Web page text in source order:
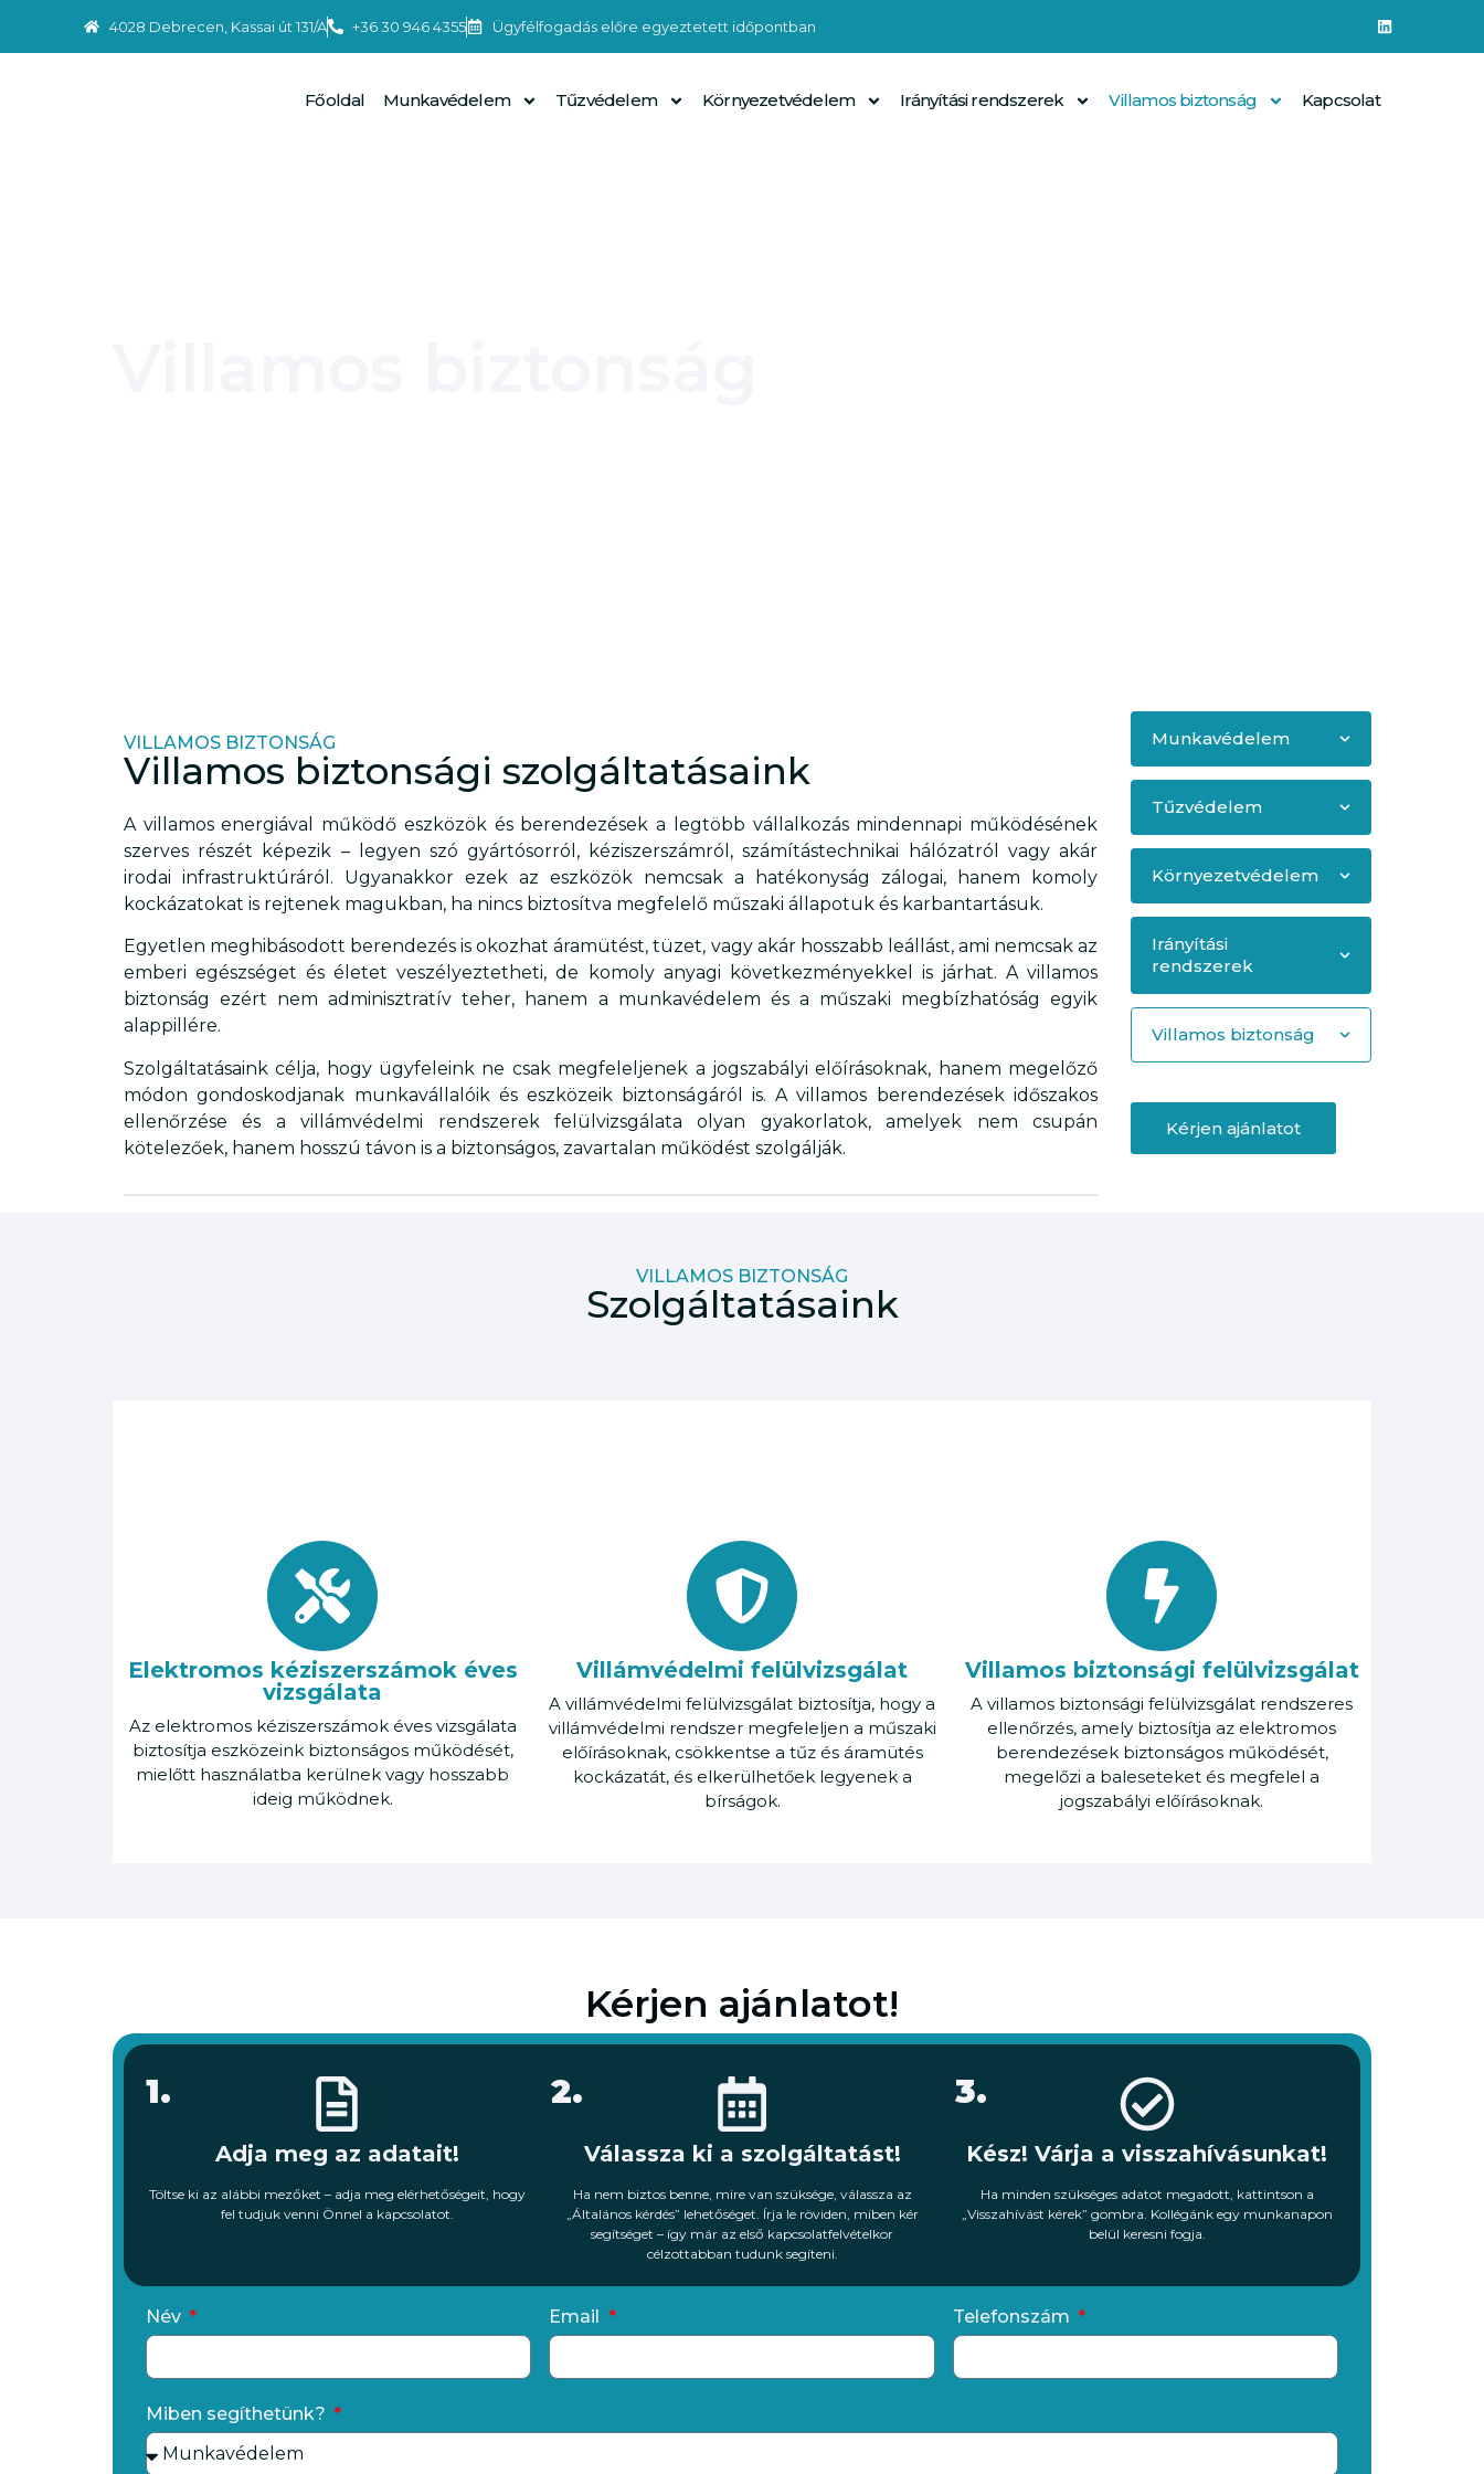
4028 Debrecen, Kassai út 131/A +36 30 946 4355 Ügyfélfogadás előre egyeztetett időpontban
Főoldal Munkavédelem Tűzvédelem Környezetvédelem Irányítási rendszerek Villamos biztonság Kapcsolat
VILLAMOS BIZTONSÁG
Villamos biztonsági szolgáltatásaink
A villamos energiával működő eszközök és berendezések a legtöbb vállalkozás mindennapi működésének
szerves részét képezik – legyen szó gyártósorról, kéziszerszámról, számítástechnikai hálózatról vagy akár
irodai infrastruktúráról. Ugyanakkor ezek az eszközök nemcsak a hatékonyság zálogai, hanem komoly
kockázatokat is rejtenek magukban, ha nincs biztosítva megfelelő műszaki állapotuk és karbantartásuk.
Egyetlen meghibásodott berendezés is okozhat áramütést, tüzet, vagy akár hosszabb leállást, ami nemcsak az
emberi egészséget és életet veszélyeztetheti, de komoly anyagi következményekkel is járhat. A villamos
biztonság ezért nem adminisztratív teher, hanem a munkavédelem és a műszaki megbízhatóság egyik
alappillére.
Szolgáltatásaink célja, hogy ügyfeleink ne csak megfeleljenek a jogszabályi előírásoknak, hanem megelőző
módon gondoskodjanak munkavállalóik és eszközeik biztonságáról is. A villamos berendezések időszakos
ellenőrzése és a villámvédelmi rendszerek felülvizsgálata olyan gyakorlatok, amelyek nem csupán
kötelezőek, hanem hosszú távon is a biztonságos, zavartalan működést szolgálják.
Munkavédelem
Tűzvédelem
Környezetvédelem
Irányítási
rendszerek
Villamos biztonság
Kérjen ajánlatot
VILLAMOS BIZTONSÁG
Szolgáltatásaink
Elektromos kéziszerszámok éves
vizsgálata
Az elektromos kéziszerszámok éves vizsgálata
biztosítja eszközeink biztonságos működését,
mielőtt használatba kerülnek vagy hosszabb
ideig működnek.
Villámvédelmi felülvizsgálat
A villámvédelmi felülvizsgálat biztosítja, hogy a
villámvédelmi rendszer megfeleljen a műszaki
előírásoknak, csökkentse a tűz és áramütés
kockázatát, és elkerülhetőek legyenek a
bírságok.
Villamos biztonsági felülvizsgálat
A villamos biztonsági felülvizsgálat rendszeres
ellenőrzés, amely biztosítja az elektromos
berendezések biztonságos működését,
megelőzi a baleseteket és megfelel a
jogszabályi előírásoknak.
Kérjen ajánlatot!
1.
Adja meg az adatait!
Töltse ki az alábbi mezőket – adja meg elérhetőségeit, hogy
fel tudjuk venni Önnel a kapcsolatot.
2.
Válassza ki a szolgáltatást!
Ha nem biztos benne, mire van szüksége, válassza az
„Általános kérdés” lehetőséget. Írja le röviden, miben kér
segítséget – így már az első kapcsolatfelvételkor
célzottabban tudunk segíteni.
3.
Kész! Várja a visszahívásunkat!
Ha minden szükséges adatot megadott, kattintson a
„Visszahívást kérek” gombra. Kollégánk egy munkanapon
belül keresni fogja.
Név Email Telefonszám
Miben segíthetünk?